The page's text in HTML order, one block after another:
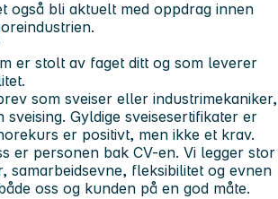
også bli aktuelt med oppdrag innen
er stolt av faget ditt og som leverer
som sveiser eller industrimekaniker,
sveising. Gyldige sveisesertifikater er
er positivt, men ikke et krav.
er personen bak CV-en. Vi legger stor
samarbeidsevne, fleksibilitet og evnen
oss og kunden på en god måte.